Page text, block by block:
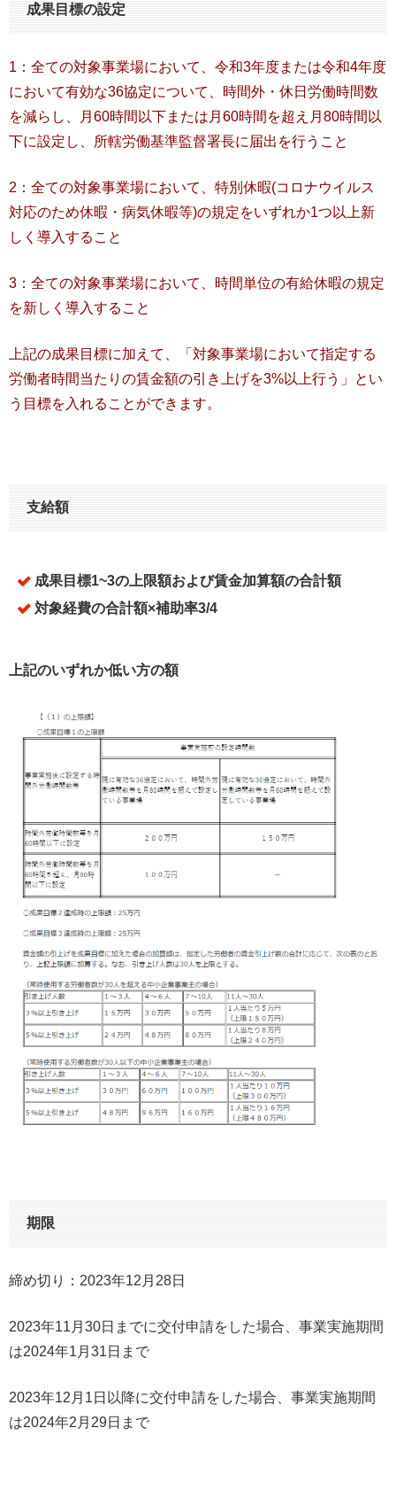
成果目標の設定
1：全ての対象事業場において、令和3年度または令和4年度
において有効な36協定について、時間外・休日労働時間数
を減らし、月60時間以下または月60時間を超え月80時間以
下に設定し、所轄労働基準監督署長に届出を行うこと
2：全ての対象事業場において、特別休暇(コロナウイルス
対応のため休暇・病気休暇等)の規定をいずれか1つ以上新
しく導入すること
3：全ての対象事業場において、時間単位の有給休暇の規定
を新しく導入すること
上記の成果目標に加えて、「対象事業場において指定する
労働者時間当たりの賃金額の引き上げを3%以上行う」とい
う目標を入れることができます。
支給額
成果目標1~3の上限額および賃金加算額の合計額
対象経費の合計額×補助率3/4
上記のいずれか低い方の額
期限
締め切り：2023年12月28日
2023年11月30日までに交付申請をした場合、事業実施期間
は2024年1月31日まで
2023年12月1日以降に交付申請をした場合、事業実施期間
は2024年2月29日まで